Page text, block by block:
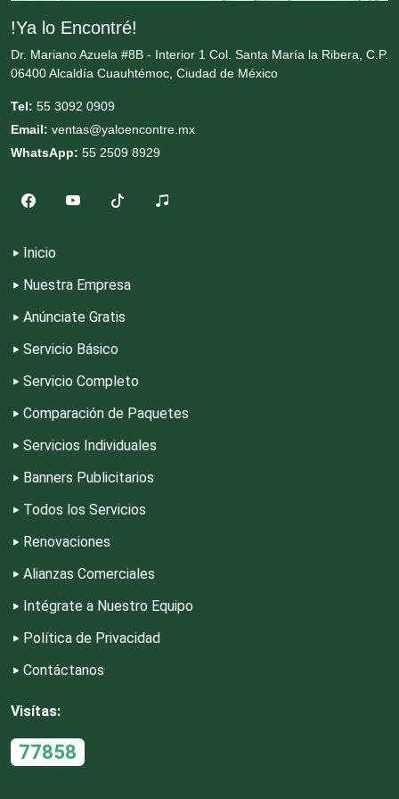
Cortinas, Persianas y Alfombras
Cremerías y Salchichonerías
Cristalerías
Cromadoras
Dentistas
Deportes
Depósitos Dentales
Desperdicios Industriales
Dulcerías
!Ya lo Encontré!
Dr. Mariano Azuela #8B - Interior 1 Col. Santa María la Ribera, C.P.
06400 Alcaldía Cuauhtémoc, Ciudad de México
Tel: 55 3092 0909
Email: ventas@yaloencontre.mx
WhatsApp: 55 2509 8929
Inicio
Nuestra Empresa
Anúnciate Gratis
Servicio Básico
Servicio Completo
Comparación de Paquetes
Servicios Individuales
Banners Publicitarios
Todos los Servicios
Renovaciones
Alianzas Comerciales
Intégrate a Nuestro Equipo
Política de Privacidad
Contáctanos
Visítas:
77858